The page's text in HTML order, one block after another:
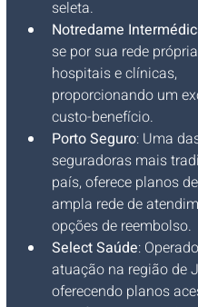
seleta.
Notredame
se por sua rede
hospitais e clínicas,
proporcionando um
custo-benefício.
Porto Seguro: Uma
seguradoras mais
país, oferece planos
ampla rede de
opções de reembolso.
Select Saúde:
atuação na região de
oferecendo planos